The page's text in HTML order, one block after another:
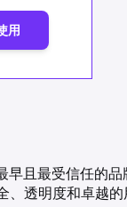
用
且最受信任的
透明度和卓越